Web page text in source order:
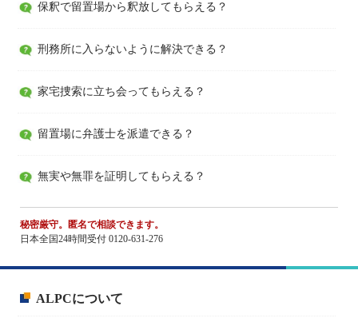
保釈で留置場から釈放してもらえる？
刑務所に入らないように解決できる？
家宅捜索に立ち会ってもらえる？
留置場に弁護士を派遣できる？
無実や無罪を証明してもらえる？
秘密厳守。匿名で相談できます。
日本全国24時間受付 0120-631-276
ALPCについて